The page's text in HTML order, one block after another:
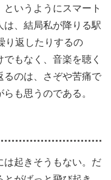
いうようにスマート
は、結局私が降りる駅
り返したりするの
もなく、音楽を聴く
るのは、さぞや苦痛で
も思うのである。
は起きそうもない。だ